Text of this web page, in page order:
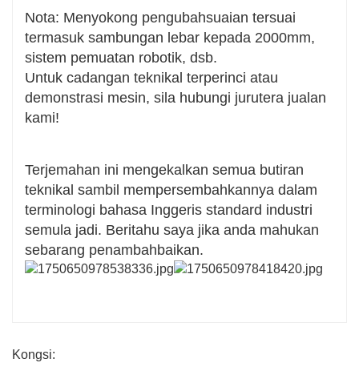
Nota: Menyokong pengubahsuaian tersuai
termasuk sambungan lebar kepada 2000mm,
sistem pemuatan robotik, dsb.
Untuk cadangan teknikal terperinci atau
demonstrasi mesin, sila hubungi jurutera jualan
kami!
Terjemahan ini mengekalkan semua butiran
teknikal sambil mempersembahkannya dalam
terminologi bahasa Inggeris standard industri
semula jadi. Beritahu saya jika anda mahukan
sebarang penambahbaikan.
Kongsi: